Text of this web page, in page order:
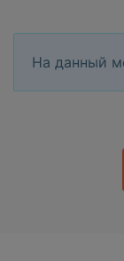
На данный